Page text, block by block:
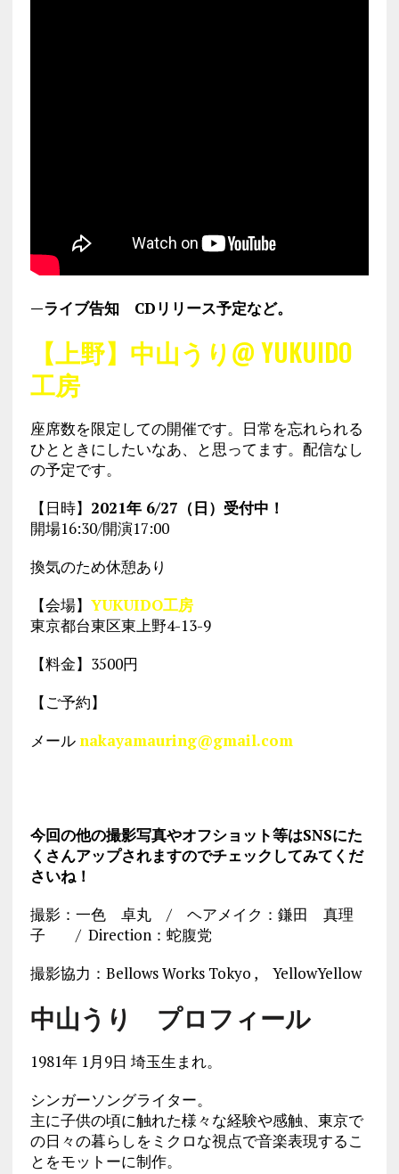
—ライブ告知 CDリリース予定など。
【上野】中山うり@ YUKUIDO
工房
座席数を限定しての開催です。日常を忘れられる
ひとときにしたいなあ、と思ってます。配信なし
の予定です。
【日時】 2021年 6/27（日）受付中！
開場16:30/開演17:00
換気のため休憩あり
【会場】 YUKUIDO工房
東京都台東区東上野4-13-9
【料金】3500円
【ご予約】
メール nakayamauring@gmail.com
今回の他の撮影写真やオフショット等はSNSにた
くさんアップされますのでチェックしてみてくだ
さいね！
撮影：一色 卓丸 / ヘアメイク：鎌田 真理
子 / Direction：蛇腹党
撮影協力：Bellows Works Tokyo , YellowYellow
中山うり プロフィール
1981年 1月9日 埼玉生まれ。
シンガーソングライター。
主に子供の頃に触れた様々な経験や感触、東京で
の日々の暮らしをミクロな視点で音楽表現するこ
とをモットーに制作。